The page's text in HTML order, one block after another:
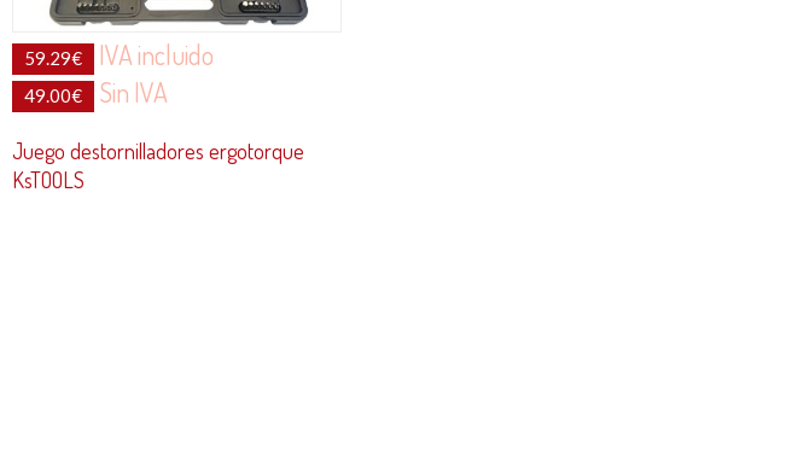
59.29€ IVA incluido
49.00€ Sin IVA
Juego destornilladores ergotorque
KsTOOLS